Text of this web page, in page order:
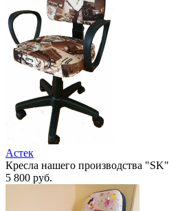
Астек
Кресла нашего производства "SK"
5 800 руб.